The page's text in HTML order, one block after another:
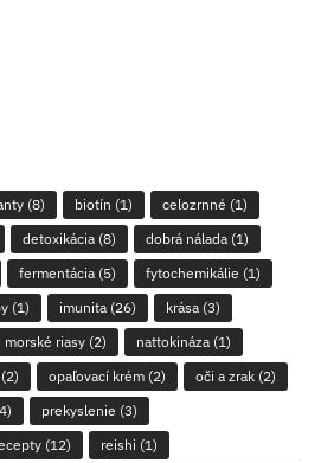
(8) biotín (1) celozrnné (1)
detoxikácia (8) dobrá nálada (1)
fermentácia (5) fytochemikálie (1)
(1) imunita (26) krása (3)
morské riasy (2) nattokináza (1)
(2) opaľovací krém (2) oči a zrak (2)
prekyslenie (3)
(12) reishi (1)